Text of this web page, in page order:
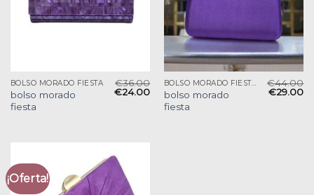
BOLSO MORADO FIESTA
bolso morado
fiesta
€36.00
€24.00
BOLSO MORADO FIESTA
bolso morado
fiesta
€44.00
€29.00
¡Oferta!